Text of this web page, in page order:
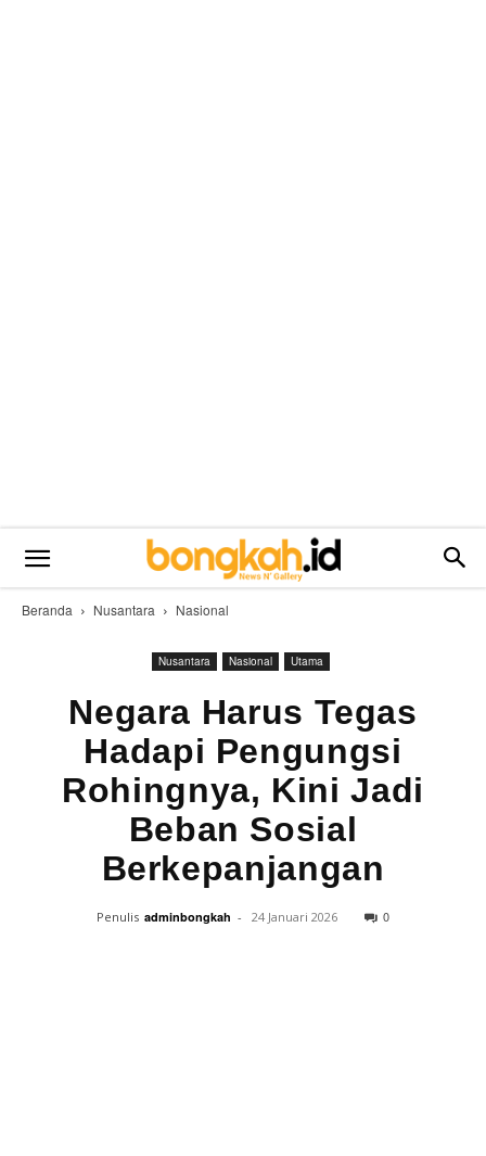
Beranda Nusantara Nasional
Nusantara Nasional Utama
Negara Harus Tegas
Hadapi Pengungsi
Rohingnya, Kini Jadi
Beban Sosial
Berkepanjangan
Penulis adminbongkah - 24 Januari 2026 0